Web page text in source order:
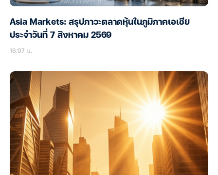
Asia Markets: สรุปภาวะตลาดหุ้นในภูมิภาคเอเชีย
ประจำวันที่ 7 สิงหาคม 2569
16:07 น.